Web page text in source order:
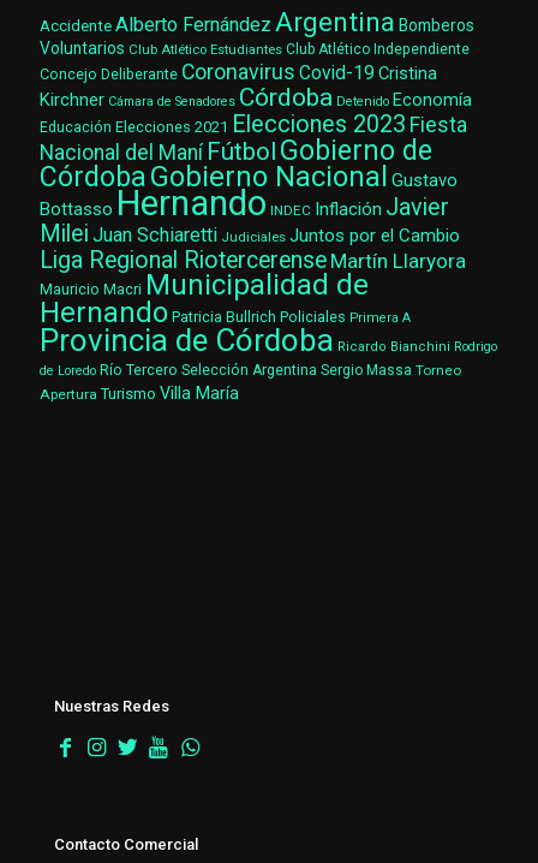
AccidenteAlberto Fernández Argentina Bomberos
Voluntarios Club Atlético Estudiantes Club Atlético Independiente
Concejo Deliberante Coronavirus Covid-19 Cristina
Kirchner Cámara de Senadores Córdoba Detenido Economía
Educación Elecciones 2021 Elecciones 2023 Fiesta
Nacional del Maní Fútbol Gobierno de
CórdobaGobierno Nacional Gustavo
Bottasso Hernando INDEC Inflación Javier
Milei Juan Schiaretti Judiciales Juntos por el Cambio
Liga Regional Riotercerense Martín Llaryora
Mauricio Macri Municipalidad de
Hernando Patricia Bullrich Policiales Primera A
Provincia de Córdoba Ricardo Bianchini Rodrigo
de Loredo Río Tercero Selección Argentina Sergio Massa Torneo
Apertura Turismo Villa María
Nuestras Redes
Contacto Comercial